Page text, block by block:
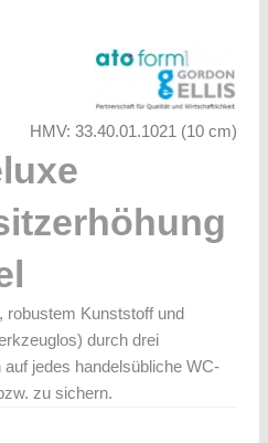
HMV: 33.40.01.1021 (10 cm)
robustem Kunststoff und
durch drei
jedes handelsübliche WC-
zu sichern.